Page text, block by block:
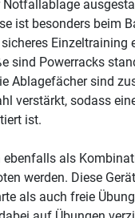
ist besonders beim
Einzeltraining
sind Powerracks
Ablagefächer sind
verstärkt, sodass
ist.
ebenfalls als
werden. Diese
als auch freie